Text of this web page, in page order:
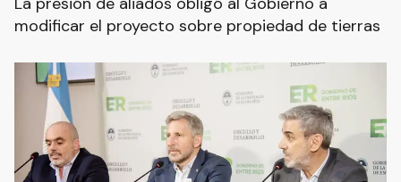
modificar el proyecto sobre propiedad de tierras